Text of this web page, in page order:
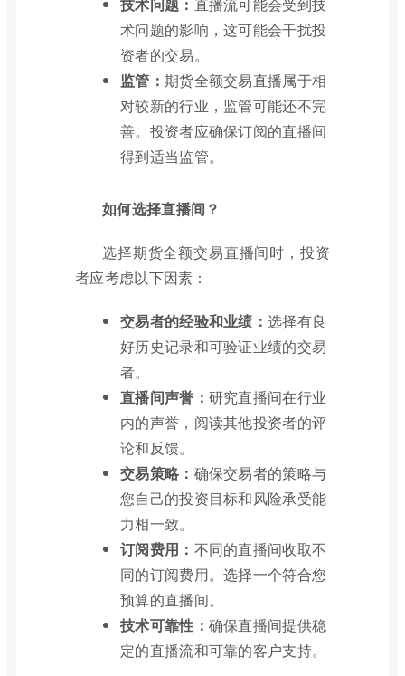
术问题的影响，这可能会干扰投
资者的交易。
监管： 期货全额交易直播属于相
对较新的行业，监管可能还不完
善。投资者应确保订阅的直播间
得到适当监管。
如何选择直播间？
选择期货全额交易直播间时，投资
者应考虑以下因素：
交易者的经验和业绩： 选择有良
好历史记录和可验证业绩的交易
者。
直播间声誉： 研究直播间在行业
内的声誉，阅读其他投资者的评
论和反馈。
交易策略： 确保交易者的策略与
您自己的投资目标和风险承受能
力相一致。
订阅费用： 不同的直播间收取不
同的订阅费用。选择一个符合您
预算的直播间。
技术可靠性： 确保直播间提供稳
定的直播流和可靠的客户支持。